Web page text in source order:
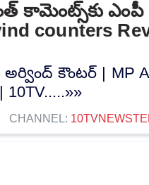
కామెంట్స్‌కు ఎంపీ
counters
కౌంటర్ | MP
10TV.....»»
CHANNEL: